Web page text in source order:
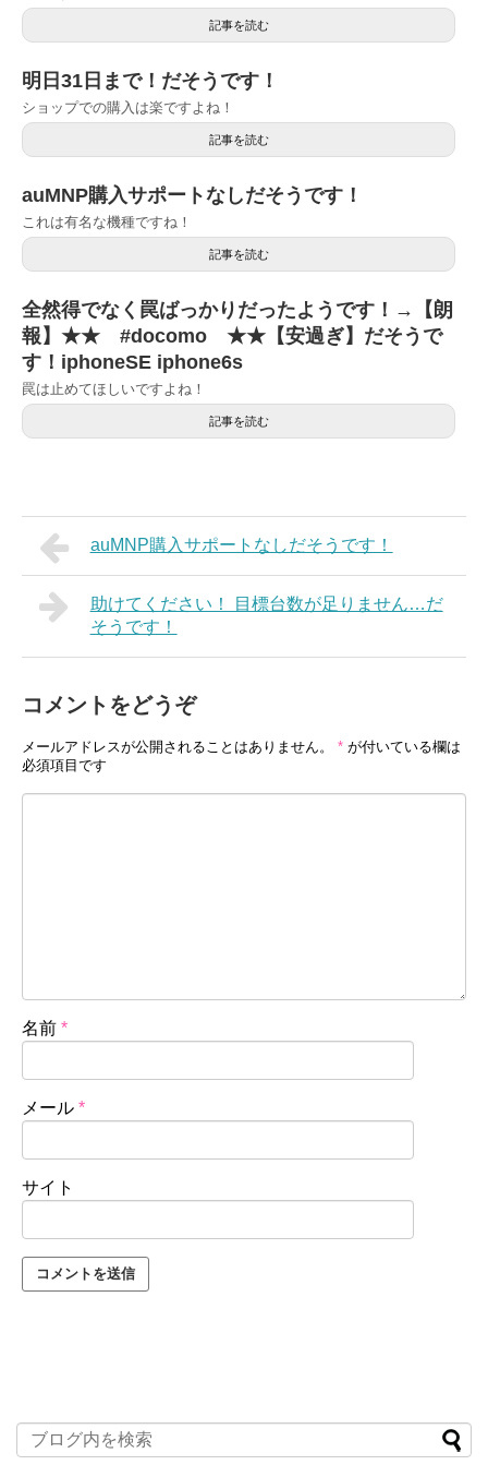
記事を読む
明日31日まで！だそうです！
ショップでの購入は楽ですよね！
記事を読む
auMNP購入サポートなしだそうです！
これは有名な機種ですね！
記事を読む
全然得でなく罠ばっかりだったようです！→【朗
報】★★ #docomo ★★【安過ぎ】だそうで
す！iphoneSE iphone6s
罠は止めてほしいですよね！
記事を読む
auMNP購入サポートなしだそうです！
助けてください！ 目標台数が足りません…だ
そうです！
コメントをどうぞ
メールアドレスが公開されることはありません。 * が付いている欄は
必須項目です
名前 *
メール *
サイト